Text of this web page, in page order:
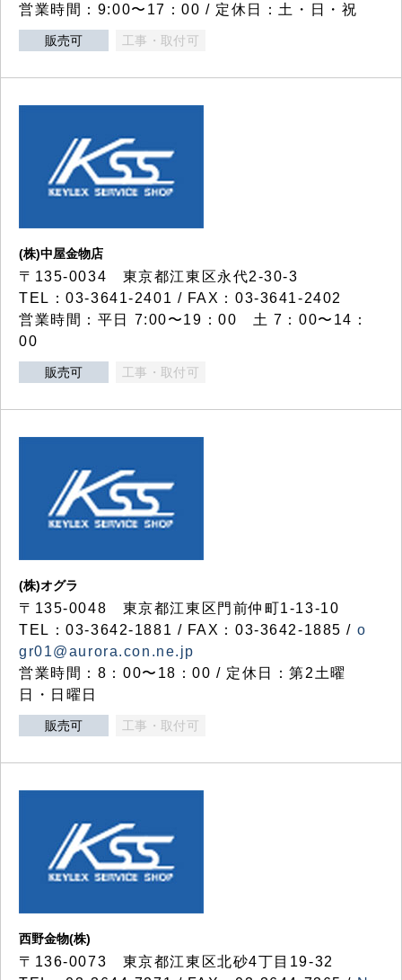
営業時間：9:00〜17：00 / 定休日：土・日・祝
販売可 工事・取付可
(株)中屋金物店
〒135-0034 東京都江東区永代2-30-3
TEL：03-3641-2401 / FAX：03-3641-2402
営業時間：平日 7:00〜19：00 土 7：00〜14：
00
販売可 工事・取付可
(株)オグラ
〒135-0048 東京都江東区門前仲町1-13-10
TEL：03-3642-1881 / FAX：03-3642-1885 / o
gr01@aurora.con.ne.jp
営業時間：8：00〜18：00 / 定休日：第2土曜
日・日曜日
販売可 工事・取付可
西野金物(株)
〒136-0073 東京都江東区北砂4丁目19-32